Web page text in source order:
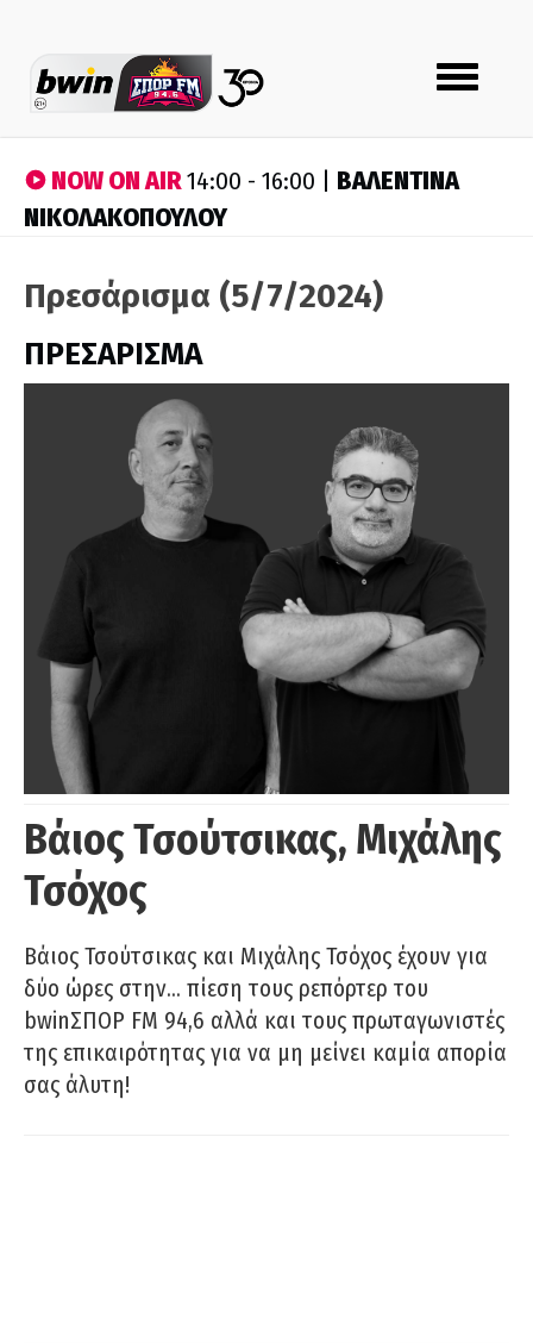
Toggle
navigation
NOW ON AIR14:00 - 16:00 | ΒΑΛΕΝΤΙΝΑ
ΝΙΚΟΛΑΚΟΠΟΥΛΟΥ
Πρεσάρισμα (5/7/2024)
ΠΡΕΣΑΡΙΣΜΑ
Βάιος Τσούτσικας, Μιχάλης
Τσόχος
Βάιος Τσούτσικας και Μιχάλης Τσόχος έχουν για
δύο ώρες στην… πίεση τους ρεπόρτερ του
bwinΣΠΟΡ FM 94,6 αλλά και τους πρωταγωνιστές
της επικαιρότητας για να μη μείνει καμία απορία
σας άλυτη!